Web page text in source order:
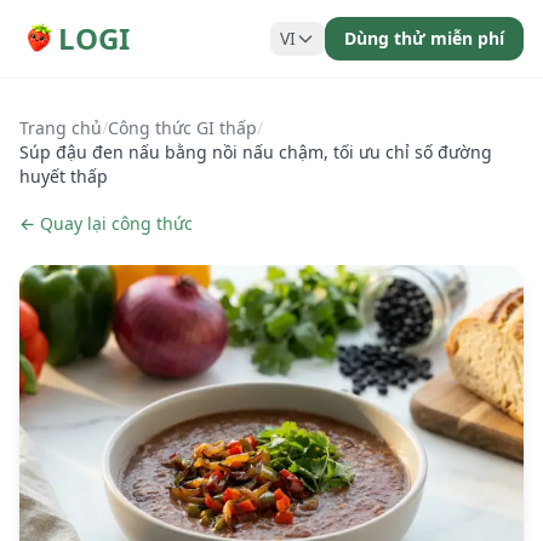
LOGI VI Dùng thử miễn phí
Trang chủ/Công thức GI thấp/
Súp đậu đen nấu bằng nồi nấu chậm, tối ưu chỉ số đường
huyết thấp
← Quay lại công thức